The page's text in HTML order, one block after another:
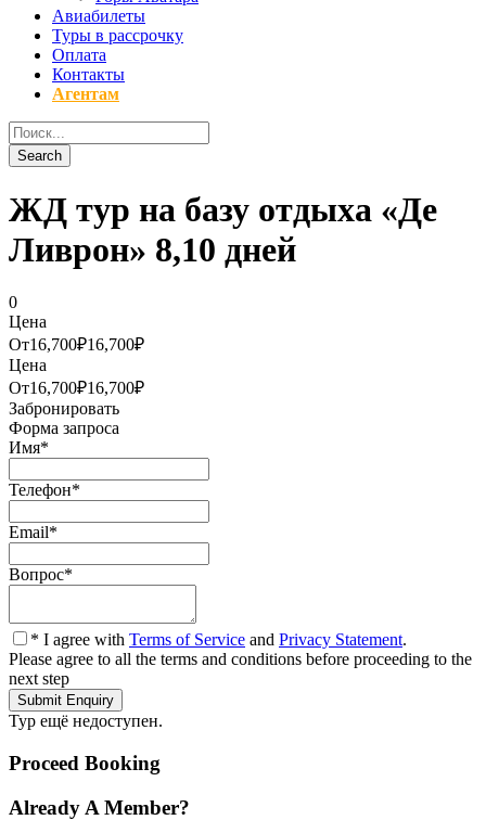
Авиабилеты
Туры в рассрочку
Оплата
Контакты
Агентам
ЖД тур на базу отдыха «Де
Ливрон» 8,10 дней
0
Цена
От16,700₽16,700₽
Цена
От16,700₽16,700₽
Забронировать
Форма запроса
Имя*
Телефон*
Email*
Вопрос*
* I agree with Terms of Service and Privacy Statement.
Please agree to all the terms and conditions before proceeding to the
next step
Тур ещё недоступен.
Proceed Booking
Already A Member?